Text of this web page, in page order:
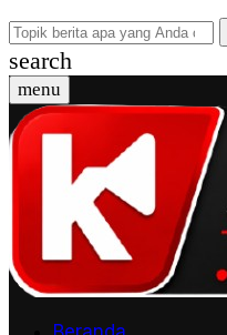
search
menu